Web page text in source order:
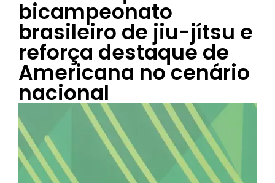
bicampeonato
brasileiro de jiu-jítsu e
reforça destaque de
Americana no cenário
nacional